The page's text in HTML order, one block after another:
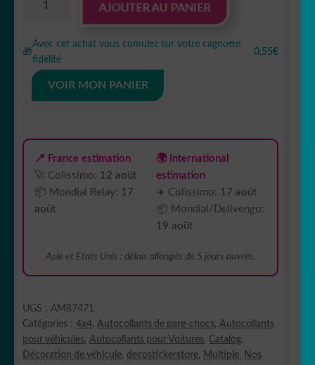
Autocollant
AM87471
AJOUTER AU PANIER
🎁
Avec cet achat vous cumulez sur votre cagnotte
fidélité
0,55€
VOIR MON PANIER
📍 France estimation
🚀 Colissimo: 12 août
📦 Mondial Relay: 17
août
🌍 International
estimation
✈️ Colissimo: 17 août
📦 Mondial/Delivengo:
19 août
Asie et Etats Unis : délais allongés de 5 jours ouvrés.
UGS : AM87471
Catégories : 4x4, Autocollants de pare-chocs, Autocollants
pour véhicules, Autocollants pour Voitures, Catalog,
Décoration de véhicule, decostickerstore, Multiple, Nos